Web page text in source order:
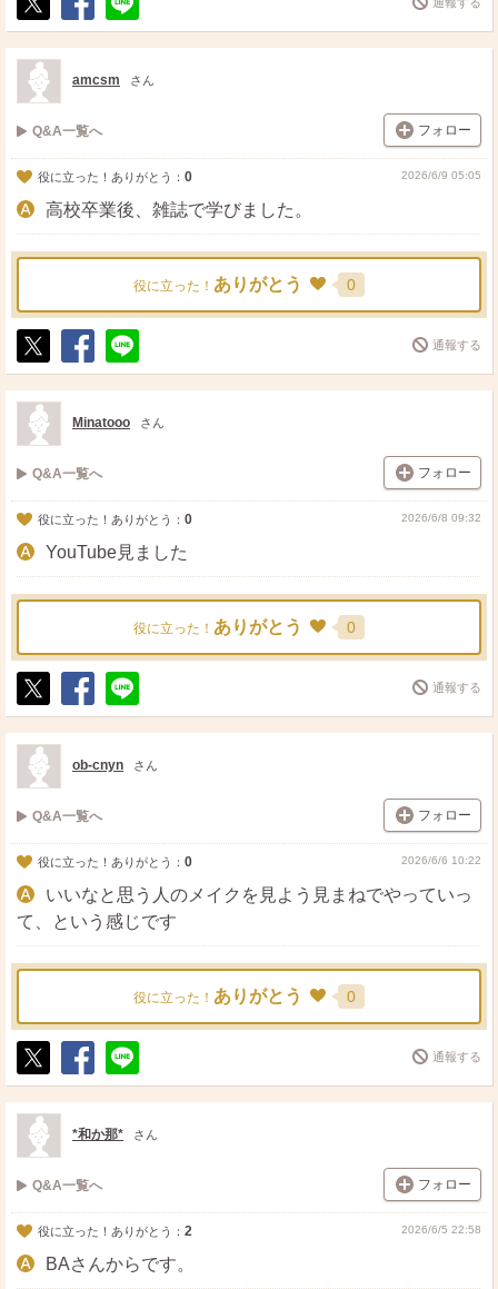
ポ
ス
ト
シ
ェ
送
る
amcsm さん
Q&A一覧へ フォロー
役に立った！ありがとう： 0 2026/6/9 05:05
高校卒業後、雑誌で学びました。
役に立った！ ありがとう 0
ポ
ス
ト
シ
ェ
送
る
通報する
Minatooo さん
Q&A一覧へ フォロー
役に立った！ありがとう： 0 2026/6/8 09:32
YouTube見ました
役に立った！ ありがとう 0
ポ
ス
ト
シ
ェ
送
る
通報する
ob-cnyn さん
Q&A一覧へ フォロー
役に立った！ありがとう： 0 2026/6/6 10:22
いいなと思う人のメイクを見よう見まねでやっていっ
て、という感じです
役に立った！ ありがとう 0
ポ
ス
ト
シ
ェ
送
る
通報する
*和か那* さん
Q&A一覧へ フォロー
役に立った！ありがとう： 2 2026/6/5 22:58
BAさんからです。